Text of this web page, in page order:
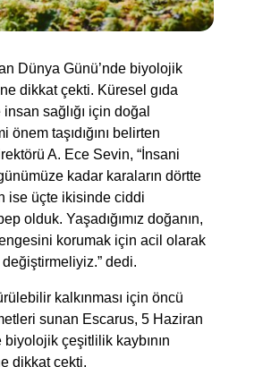
Dünya Günü’nde biyolojik
dikkat çekti. Küresel gıda
sağlığı için doğal
önem taşıdığını belirten
A. Ece Sevin, “İnsani
kadar karaların dörtte
ise üçte ikisinde ciddi
olduk. Yaşadığımız doğanın,
korumak için acil olarak
değiştirmeliyiz.” dedi.
kalkınması için öncü
sunan Escarus, 5 Haziran
biyolojik çeşitlilik kaybının
dikkat çekti.